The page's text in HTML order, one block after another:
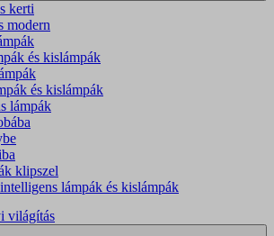
kerti
modern
és kislámpák
és kislámpák
lámpák
klipszel
lámpák és kislámpák
világítás